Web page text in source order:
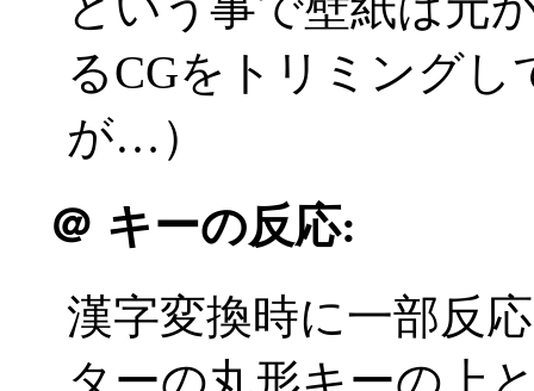
るCGをトリミング
が…）
＠ キーの反応:
漢字変換時に一部反
ターの丸形キーの上